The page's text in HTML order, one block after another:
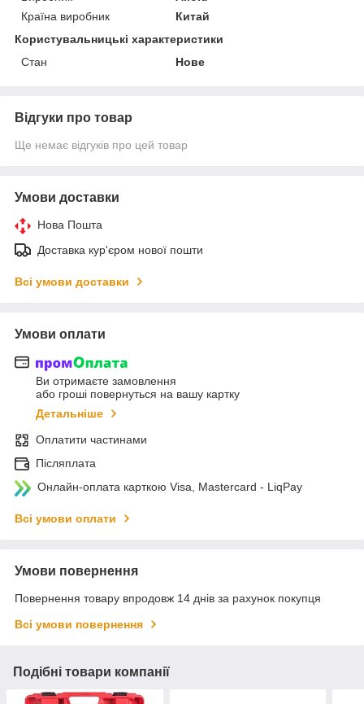
Країна виробник
Китай
Користувальницькі характеристики
Стан
Нове
Відгуки про товар
Ще немає відгуків про цей товар
Умови доставки
Нова Пошта
Доставка кур'єром нової пошти
Всі умови доставки
Умови оплати
Ви отримаєте замовлення
або гроші повернуться на вашу картку
Детальніше
Оплатити частинами
Післяплата
Онлайн-оплата карткою Visa, Mastercard - LiqPay
Всі умови оплати
Умови повернення
Повернення товару впродовж 14 днів за рахунок покупця
Всі умови повернення
Подібні товари компанії